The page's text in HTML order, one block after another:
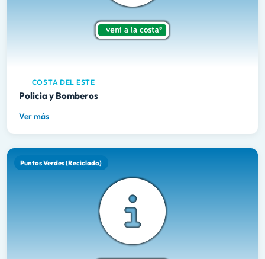
COSTA DEL ESTE
Policia y Bomberos
Ver más
Puntos Verdes (Reciclado)